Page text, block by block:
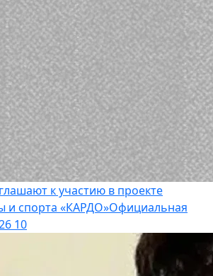
к участию в проекте
и спорта «КАРДО»Официальная
10